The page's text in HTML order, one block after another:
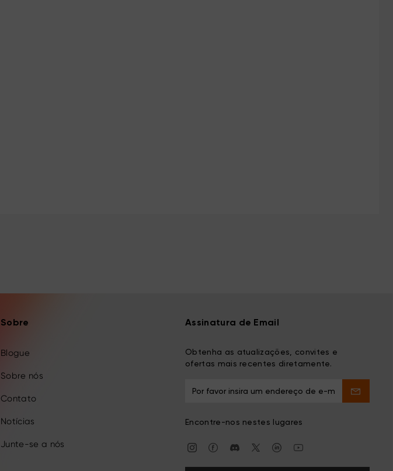
Sobre
Blogue
Sobre nós
Contato
Notícias
Junte-se a nós
Assinatura de Email
Obtenha as atualizações, convites e
ofertas mais recentes diretamente.
Encontre-nos nestes lugares